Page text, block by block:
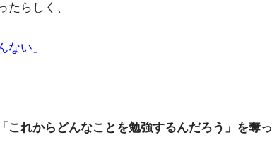
たらしく、
ない」
「これからどんなことを勉強するんだろう」を奪っ